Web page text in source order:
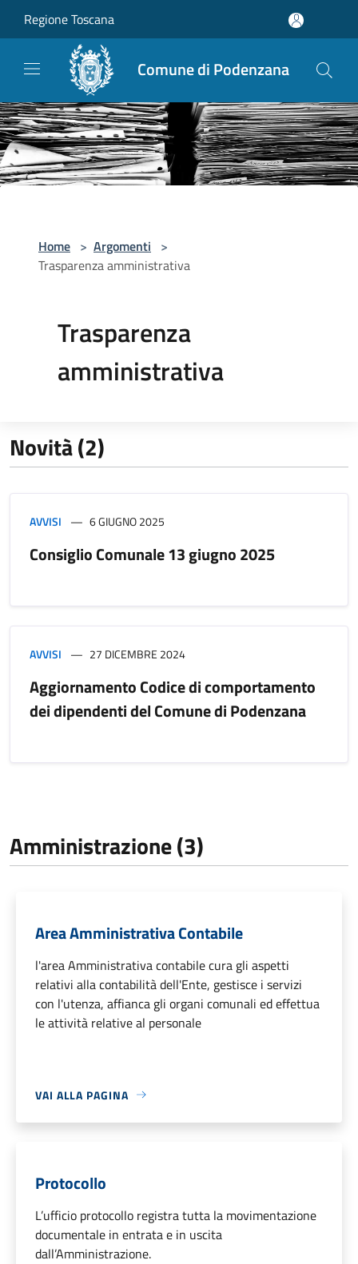
Regione Toscana
Comune di Podenzana
Home > Argomenti >
Trasparenza amministrativa
Trasparenza
amministrativa
Novità (2)
AVVISI 6 GIUGNO 2025
Consiglio Comunale 13 giugno 2025
AVVISI 27 DICEMBRE 2024
Aggiornamento Codice di comportamento
dei dipendenti del Comune di Podenzana
Amministrazione (3)
Area Amministrativa Contabile
l'area Amministrativa contabile cura gli aspetti
relativi alla contabilità dell'Ente, gestisce i servizi
con l'utenza, affianca gli organi comunali ed effettua
le attività relative al personale
VAI ALLA PAGINA
Protocollo
L’ufficio protocollo registra tutta la movimentazione
documentale in entrata e in uscita
dall’Amministrazione.